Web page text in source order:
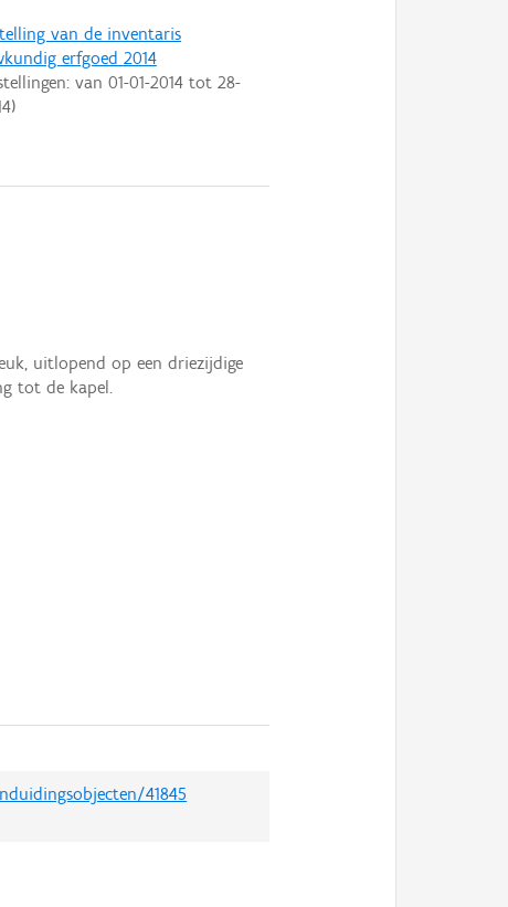
van de inventaris
erfgoed 2014
van 01-01-2014tot 28-
)
uitlopend op een driezijdige
tot de kapel.
41845